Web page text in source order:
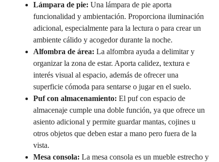
Lámpara de pie: Una lámpara de pie aporta
funcionalidad y ambientación. Proporciona iluminación
adicional, especialmente para la lectura o para crear un
ambiente cálido y acogedor durante la noche.
Alfombra de área: La alfombra ayuda a delimitar y
organizar la zona de estar. Aporta calidez, textura e
interés visual al espacio, además de ofrecer una
superficie cómoda para sentarse o jugar en el suelo.
Puf con almacenamiento: El puf con espacio de
almacenaje cumple una doble función, ya que ofrece un
asiento adicional y permite guardar mantas, cojines u
otros objetos que deben estar a mano pero fuera de la
vista.
Mesa consola: La mesa consola es un mueble estrecho y